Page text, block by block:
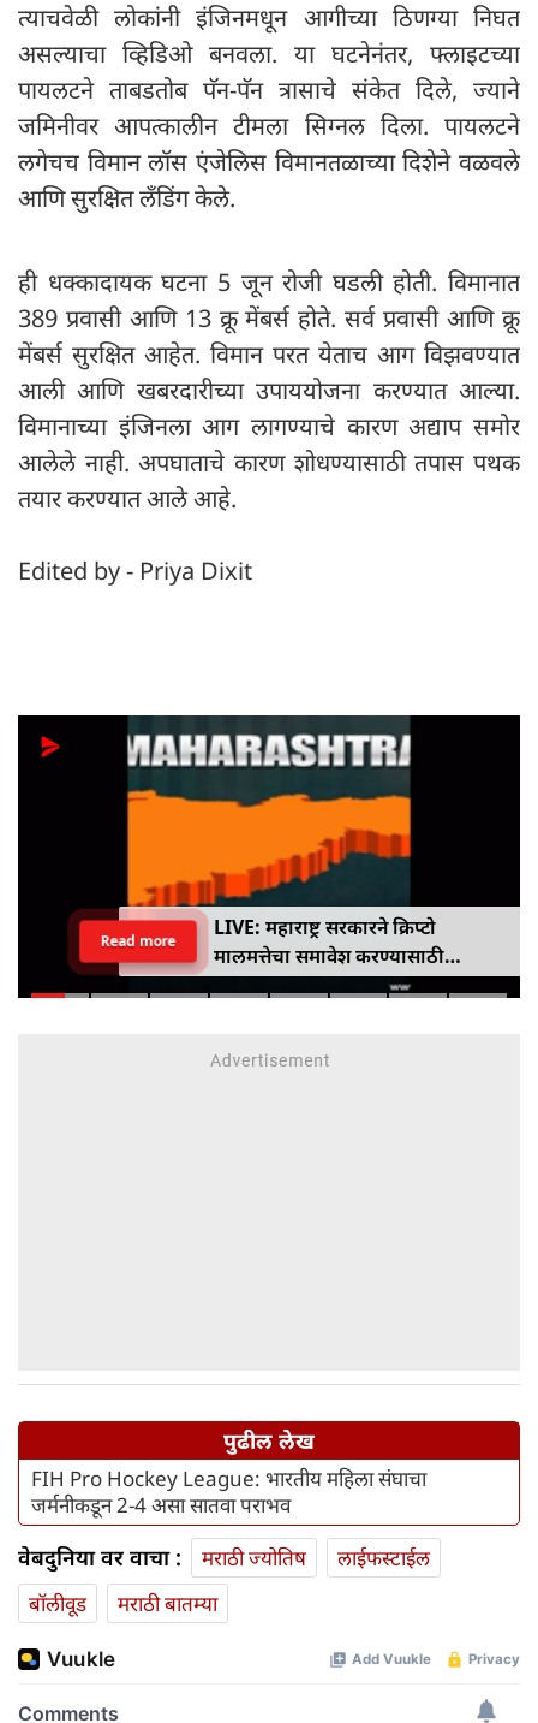
त्याचवेळी लोकांनी इंजिनमधून आगीच्या ठिणग्या निघत
असल्याचा व्हिडिओ बनवला. या घटनेनंतर, फ्लाइटच्या
पायलटने ताबडतोब पॅन-पॅन त्रासाचे संकेत दिले, ज्याने
जमिनीवर आपत्कालीन टीमला सिग्नल दिला. पायलटने
लगेचच विमान लॉस एंजेलिस विमानतळाच्या दिशेने वळवले
आणि सुरक्षित लँडिंग केले.
ही धक्कादायक घटना 5 जून रोजी घडली होती. विमानात
389 प्रवासी आणि 13 क्रू मेंबर्स होते. सर्व प्रवासी आणि क्रू
मेंबर्स सुरक्षित आहेत. विमान परत येताच आग विझवण्यात
आली आणि खबरदारीच्या उपाययोजना करण्यात आल्या.
विमानाच्या इंजिनला आग लागण्याचे कारण अद्याप समोर
आलेले नाही. अपघाताचे कारण शोधण्यासाठी तपास पथक
तयार करण्यात आले आहे.
Edited by - Priya Dixit
LIVE: महाराष्ट्र सरकारने क्रिप्टो
मालमत्तेचा समावेश करण्यासाठी
एमपीआयडी कायद्यात दुरुस्ती केली
Read more
पुढील लेख
FIH Pro Hockey League: भारतीय महिला संघाचा
जर्मनीकडून 2-4 असा सातवा पराभव
वेबदुनिया वर वाचा : मराठी ज्योतिष
लाईफस्टाईल
बॉलीवूड
मराठी बातम्या